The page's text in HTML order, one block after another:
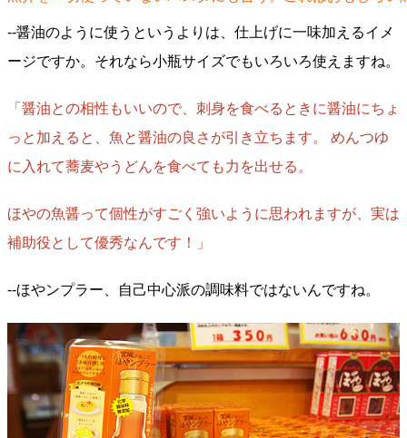
--醤油のように使うというよりは、仕上げに一味加えるイメ
ージですか。それなら小瓶サイズでもいろいろ使えますね。
「醤油との相性もいいので、刺身を食べるときに醤油にちょ
っと加えると、魚と醤油の良さが引き立ちます。 めんつゆ
に入れて蕎麦やうどんを食べても力を出せる。
ほやの魚醤って個性がすごく強いように思われますが、実は
補助役として優秀なんです！」
--ほやンプラー、自己中心派の調味料ではないんですね。